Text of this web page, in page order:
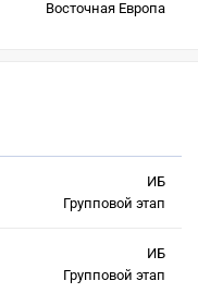
Восточная Европа
ИБ
Групповой этап
ИБ
Групповой этап